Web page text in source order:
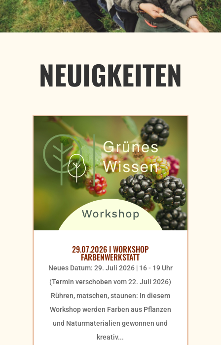
NEUIGKEITEN
29.07.2026 I WORKSHOP
FARBENWERKSTATT
Neues Datum: 29. Juli 2026 | 16 - 19 Uhr
(Termin verschoben vom 22. Juli 2026)
Rühren, matschen, staunen: In diesem
Workshop werden Farben aus Pflanzen
und Naturmaterialien gewonnen und
kreativ...